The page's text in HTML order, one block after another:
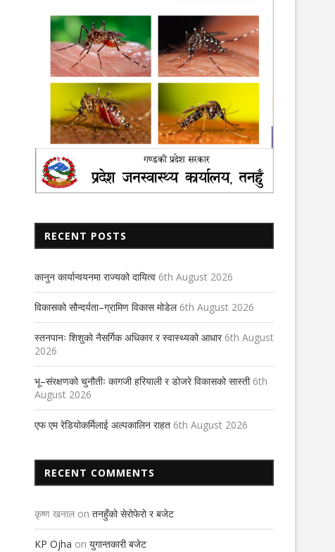
RECENT POSTS
कानुन कार्यान्वयनमा राज्यको दायित्व 6th August 2026
विकासको सौन्दर्यता–ग्रामिण विकास मोडेल 6th August 2026
स्तनपानः शिशुको नैसर्गिक अधिकार र स्वास्थ्यको आधार 6th August
2026
भू–संरक्षणको चुनौतीः कागजी हरियाली र डोजरे विकासको सास्ती 6th
August 2026
एफ एम रेडियोकर्मिलाई अल्पकालिन राहत 6th August 2026
RECENT COMMENTS
कृष्ण खनाल on तनहुँको सेरोफेरो र बजेट
KP Ojha on युगान्तकारी बजेट